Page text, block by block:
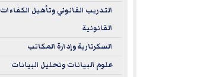
التدريب القانوني وتأهيل الكفاءات
القانونية
السكرتارية وإدارة المكاتب
علوم البيانات وتحليل البيانات